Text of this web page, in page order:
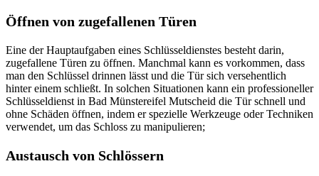
Öffnen von zugefallenen Türen
Eine der Hauptaufgaben eines Schlüsseldienstes besteht darin,
zugefallene Türen zu öffnen.​ Manchmal kann es vorkommen, dass
man den Schlüssel drinnen lässt und die Tür sich versehentlich
hinter einem schließt. In solchen Situationen kann ein professioneller
Schlüsseldienst in Bad Münstereifel Mutscheid die Tür schnell und
ohne Schäden öffnen, indem er spezielle Werkzeuge oder Techniken
verwendet, um das Schloss zu manipulieren;
Austausch von Schlössern